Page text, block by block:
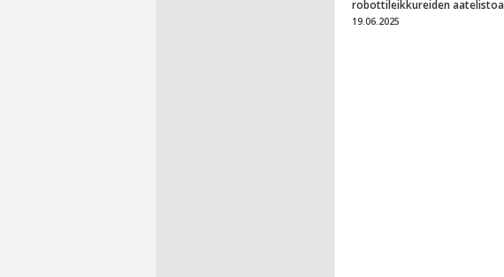
robottileikkureiden aatelistoa
19.06.2025